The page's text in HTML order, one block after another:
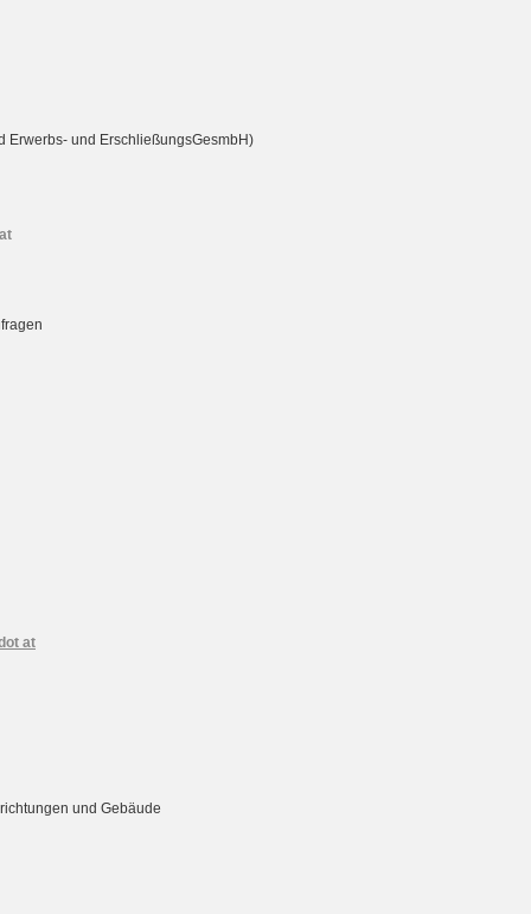
Erwerbs- und ErschließungsGesmbH)
at
und Gebäude